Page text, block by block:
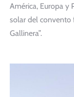
América, Europa y
solar del convento
Gallinera”.